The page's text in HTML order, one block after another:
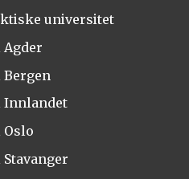
universitet
Innlandet